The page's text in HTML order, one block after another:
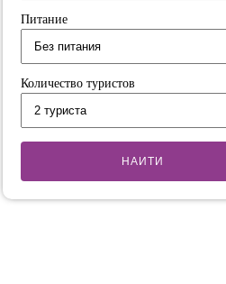
Питание
Количество туристов
НАИТИ